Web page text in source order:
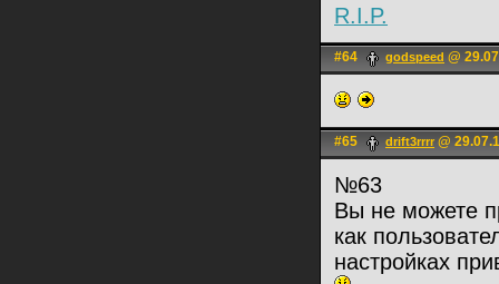
R.I.P.
#64 godspeed @
#65 drift3rrrr @
№63
Вы не можете
как
настройках